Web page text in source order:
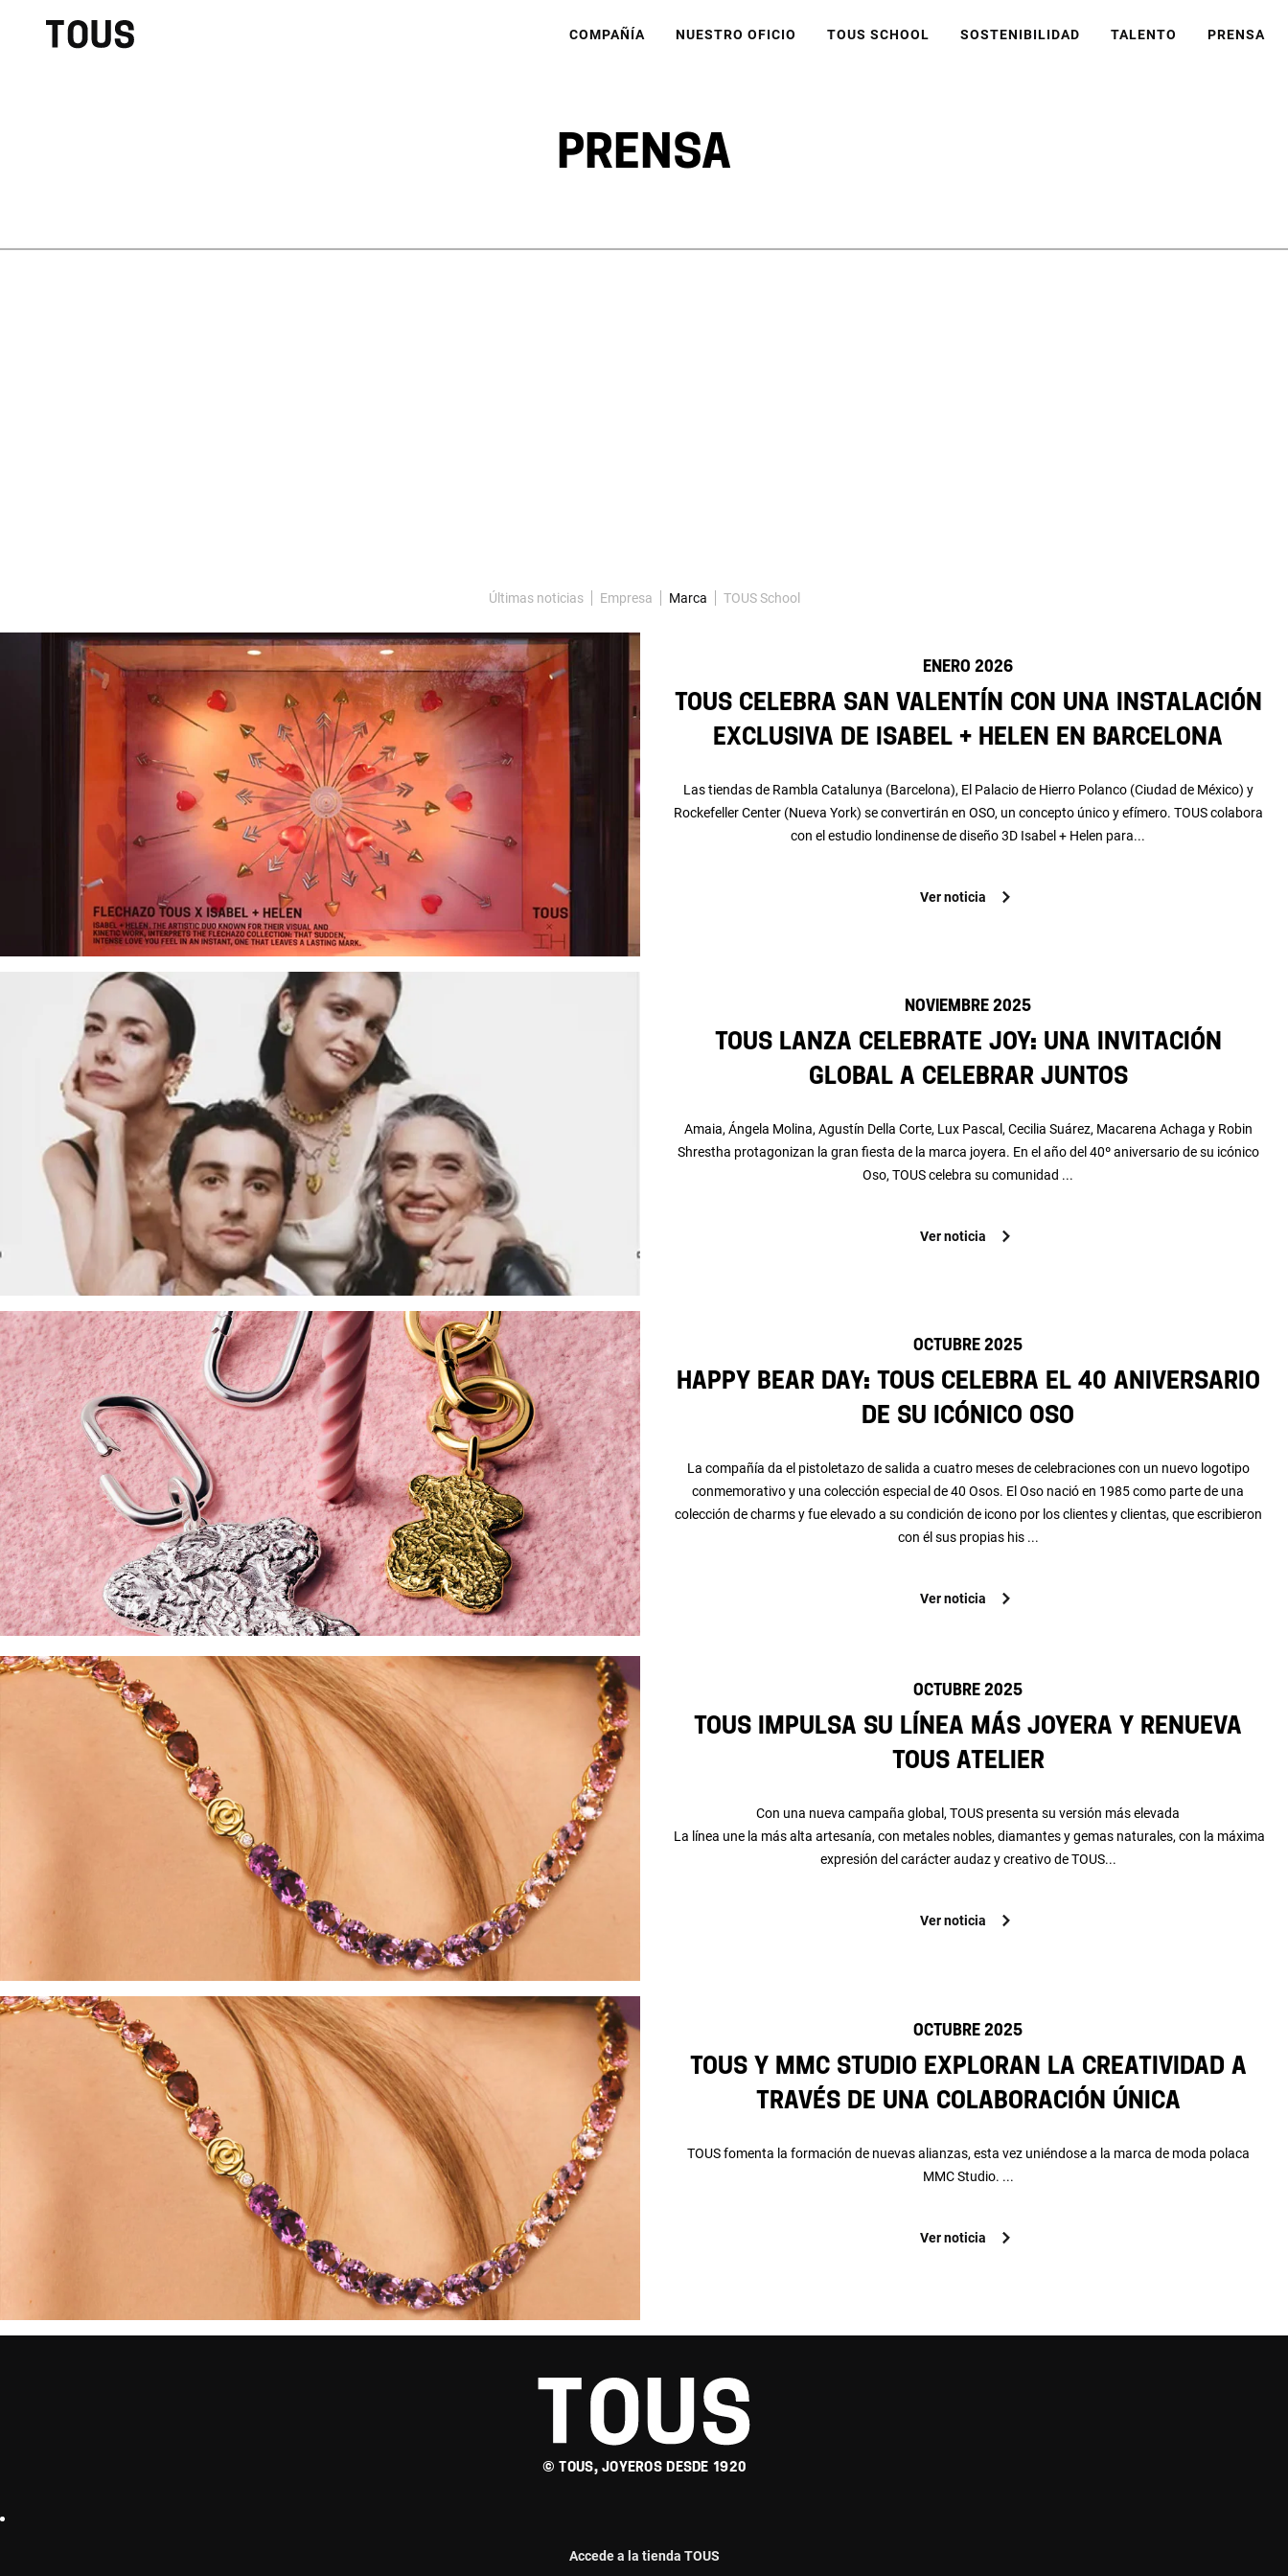
COMPAÑÍA NUESTRO OFICIO TOUS SCHOOL SOSTENIBILIDAD TALENTO PRENSA
PRENSA
Últimas noticias Empresa Marca TOUS School
ENERO 2026
TOUS celebra San Valentín con una instalación
exclusiva de Isabel + Helen en Barcelona
Las tiendas de Rambla Catalunya (Barcelona), El Palacio de Hierro Polanco (Ciudad de México) y
Rockefeller Center (Nueva York) se convertirán en OSO, un concepto único y efímero. TOUS colabora
con el estudio londinense de diseño 3D Isabel + Helen para...
Ver noticia
NOVIEMBRE 2025
TOUS lanza Celebrate Joy: una invitación
global a celebrar juntos
Amaia, Ángela Molina, Agustín Della Corte, Lux Pascal, Cecilia Suárez, Macarena Achaga y Robin
Shrestha protagonizan la gran fiesta de la marca joyera. En el año del 40º aniversario de su icónico
Oso, TOUS celebra su comunidad ...
Ver noticia
OCTUBRE 2025
Happy Bear Day: TOUS celebra el 40 aniversario
de su icónico Oso
La compañía da el pistoletazo de salida a cuatro meses de celebraciones con un nuevo logotipo
conmemorativo y una colección especial de 40 Osos. El Oso nació en 1985 como parte de una
colección de charms y fue elevado a su condición de icono por los clientes y clientas, que escribieron
con él sus propias his ...
Ver noticia
OCTUBRE 2025
TOUS impulsa su línea más joyera y renueva
TOUS Atelier
Con una nueva campaña global, TOUS presenta su versión más elevada
La línea une la más alta artesanía, con metales nobles, diamantes y gemas naturales, con la máxima
expresión del carácter audaz y creativo de TOUS...
Ver noticia
OCTUBRE 2025
TOUS y MMC STUDIO exploran la creatividad a
través de una colaboración única
TOUS fomenta la formación de nuevas alianzas, esta vez uniéndose a la marca de moda polaca
MMC Studio. ...
Ver noticia
© TOUS, JOYEROS DESDE 1920
Accede a la tienda TOUS